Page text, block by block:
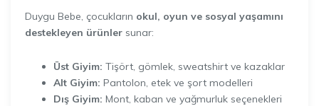
Duygu Bebe, çocukların okul, oyun ve sosyal yaşamını
destekleyen ürünler sunar:
Üst Giyim: Tişört, gömlek, sweatshirt ve kazaklar
Alt Giyim: Pantolon, etek ve şort modelleri
Dış Giyim: Mont, kaban ve yağmurluk seçenekleri